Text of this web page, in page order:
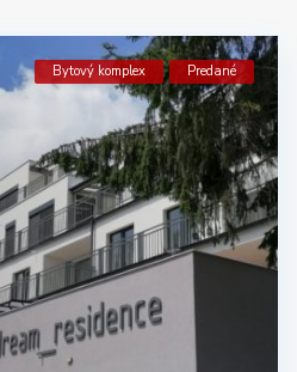
Bytový komplex Predané